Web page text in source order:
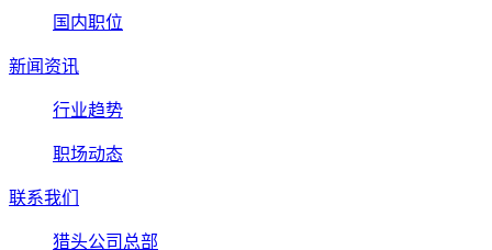
国内职位
新闻资讯
行业趋势
职场动态
联系我们
猎头公司总部